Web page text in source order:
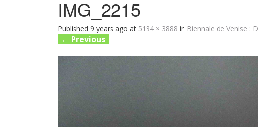
IMG_2215
Published 9 years ago at 5184 × 3888 in Biennale de Venise :
← Previous